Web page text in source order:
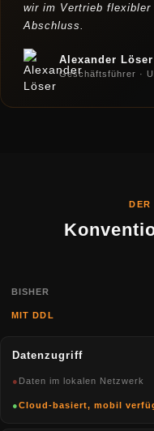
wir im Vertrieb
Abschluss.
Alexander Löser
Geschäftsführer ·
BISHER
MIT DDL
Datenzugriff
● Daten im lokalen Netzwerk
●Cloud-basiert, mobil